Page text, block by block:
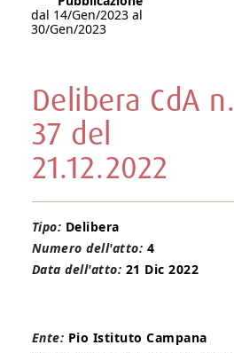
dal 14/Gen/2023 al
30/Gen/2023
Delibera CdA n.
37 del
21.12.2022
Tipo: Delibera
Numero dell'atto: 4
Data dell'atto: 21 Dic 2022
Ente: Pio Istituto Campana